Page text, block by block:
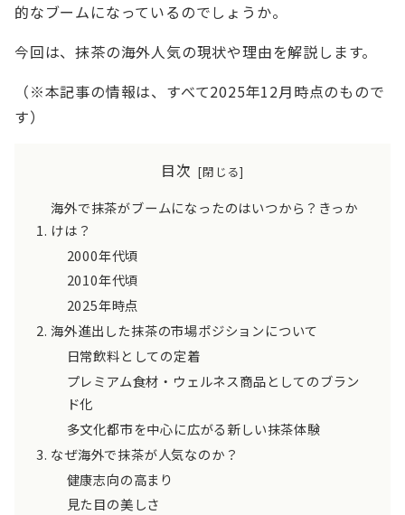
的なブームになっているのでしょうか。
今回は、抹茶の海外人気の現状や理由を解説します。
（※本記事の情報は、すべて2025年12月時点のもので
す）
目次
海外で抹茶がブームになったのはいつから？きっか
けは？
2000年代頃
2010年代頃
2025年時点
海外進出した抹茶の市場ポジションについて
日常飲料としての定着
プレミアム食材・ウェルネス商品としてのブラン
ド化
多文化都市を中心に広がる新しい抹茶体験
なぜ海外で抹茶が人気なのか？
健康志向の高まり
見た目の美しさ